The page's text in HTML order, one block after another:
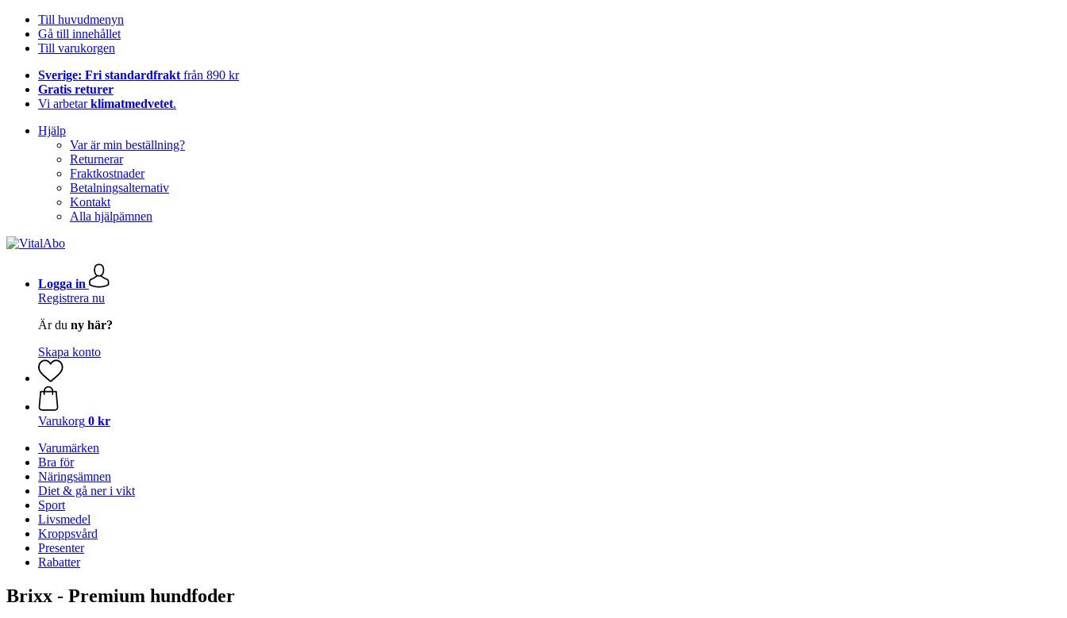
Till huvudmenyn
Gå till innehållet
Till varukorgen
Sverige: Fri standardfrakt från 890 kr
Gratis returer
Vi arbetarklimatmedvetet.
Hjälp
Var är min beställning?
Returnerar
Fraktkostnader
Betalningsalternativ
Kontakt
Alla hjälpämnen
Logga in
Registrera nu
Är du ny här?
Skapa konto
Varukorg 0 kr
Varumärken
Bra för
Näringsämnen
Diet & gå ner i vikt
Sport
Livsmedel
Kroppsvård
Presenter
Rabatter
Brixx - Premium hundfoder